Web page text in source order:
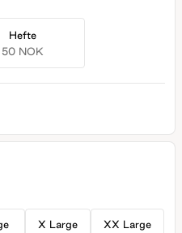
Hefte
50 NOK
X Large XX Large